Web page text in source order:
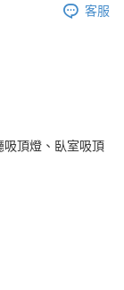
客服
吸頂燈、臥室吸頂